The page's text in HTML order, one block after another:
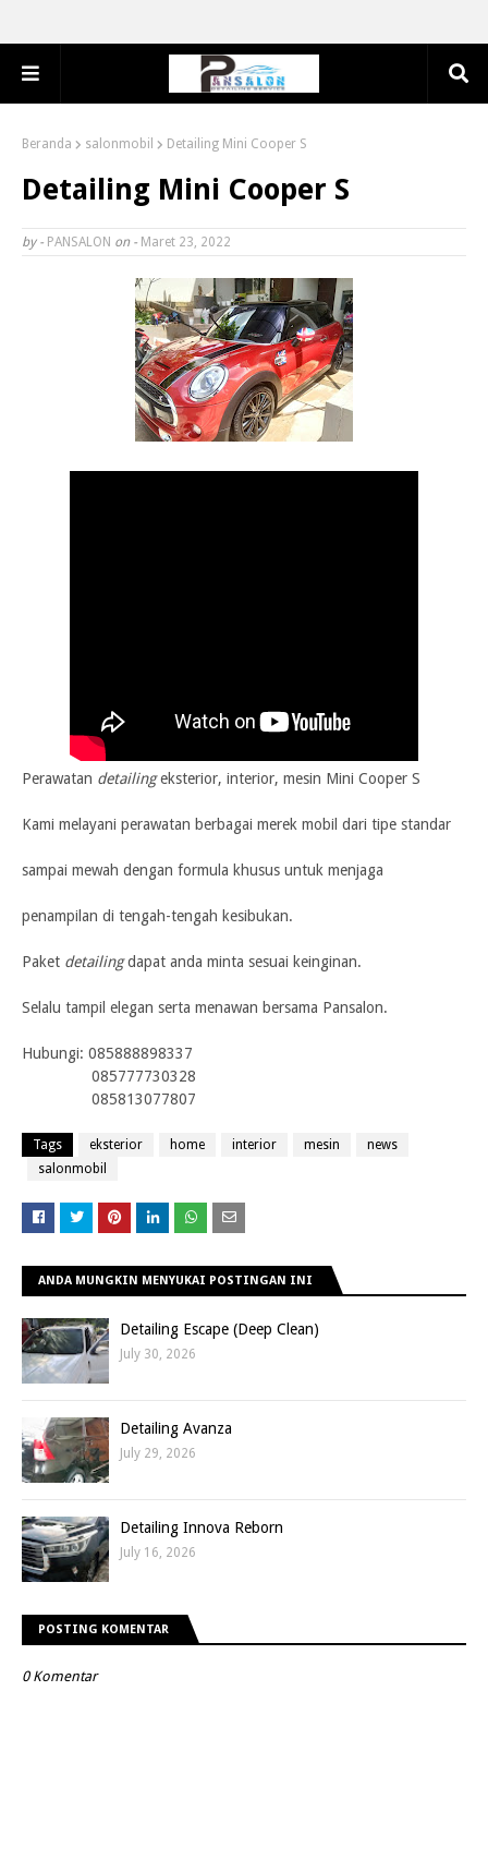
Beranda salonmobil Detailing Mini Cooper S
Detailing Mini Cooper S
by - PANSALON on - Maret 23, 2022
Perawatan detailingeksterior, interior, mesin Mini Cooper S
Kami melayani perawatan berbagai merek mobil dari tipe standar
sampai mewah dengan formula khusus untuk menjaga
penampilan di tengah-tengah kesibukan.
Paket detailing dapat anda minta sesuai keinginan.
Selalu tampil elegan serta menawan bersama Pansalon.
Hubungi: 085888898337
085777730328
085813077807
Tags eksterior home interior mesin
news
salonmobil
ANDA MUNGKIN MENYUKAI POSTINGAN INI
Detailing Escape (Deep Clean)
July 30, 2026
Detailing Avanza
July 29, 2026
Detailing Innova Reborn
July 16, 2026
POSTING KOMENTAR
0 Komentar